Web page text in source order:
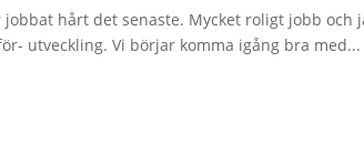
jobbat hårt det senaste. Mycket roligt jobb och
utveckling. Vi börjar komma igång bra med...